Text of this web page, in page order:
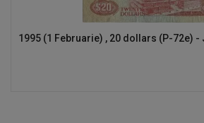
1995 (1 Februarie) , 20 dollars (P-72e) -